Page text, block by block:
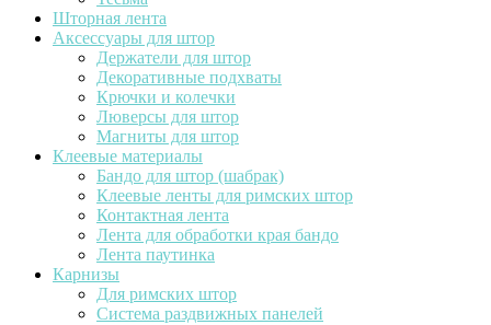
Шторная лента
Аксессуары для штор
Держатели для штор
Декоративные подхваты
Крючки и колечки
Люверсы для штор
Магниты для штор
Клеевые материалы
Бандо для штор (шабрак)
Клеевые ленты для римских штор
Контактная лента
Лента для обработки края бандо
Лента паутинка
Карнизы
Для римских штор
Система раздвижных панелей